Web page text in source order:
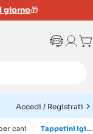
giorno🎁
Accedi / Registrati
cani Tappetini Igienici Super Nappy Carbone Attivo Croci